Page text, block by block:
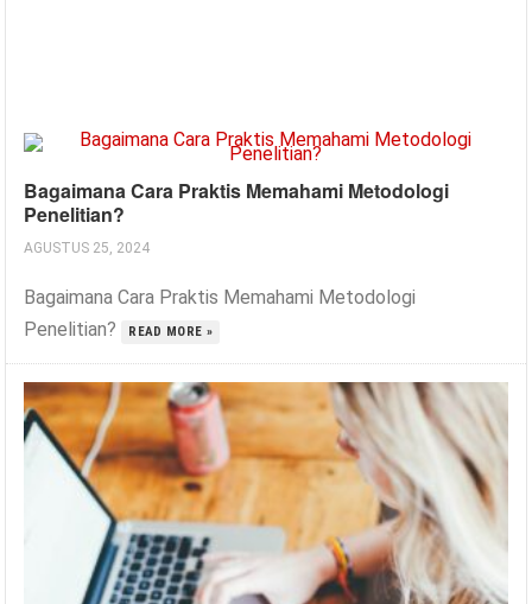
Bagaimana Cara Praktis Memahami Metodologi
Penelitian?
AGUSTUS 25, 2024
Bagaimana Cara Praktis Memahami Metodologi
Penelitian?
READ MORE »